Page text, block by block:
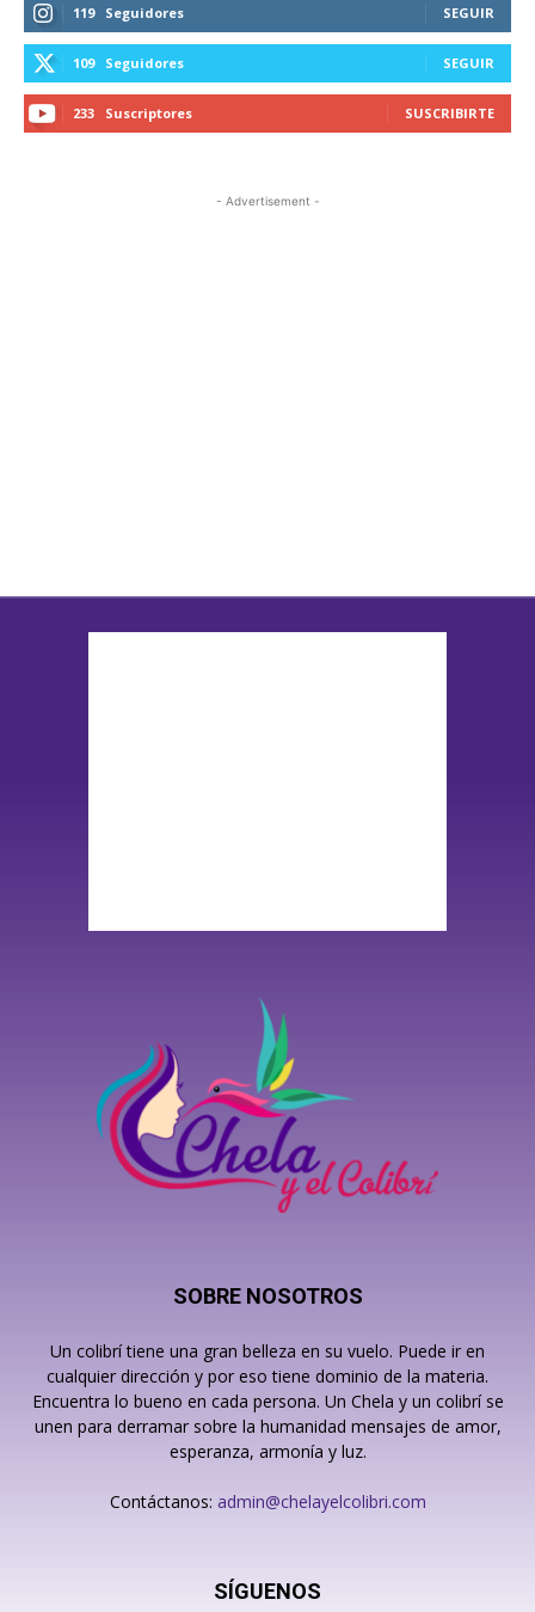
119 Seguidores SEGUIR
109 Seguidores SEGUIR
233 Suscriptores SUSCRIBIRTE
- Advertisement -
SOBRE NOSOTROS
Un colibrí tiene una gran belleza en su vuelo. Puede ir en
cualquier dirección y por eso tiene dominio de la materia.
Encuentra lo bueno en cada persona. Un Chela y un colibrí se
unen para derramar sobre la humanidad mensajes de amor,
esperanza, armonía y luz.
Contáctanos: admin@chelayelcolibri.com
SÍGUENOS